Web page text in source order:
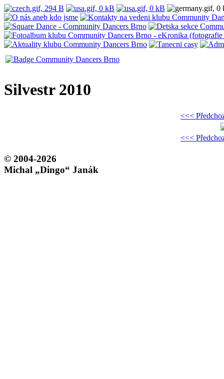
Silvestr 2010
<<<
<<<
© 2004-2026
Michal „Dingo“ Janák